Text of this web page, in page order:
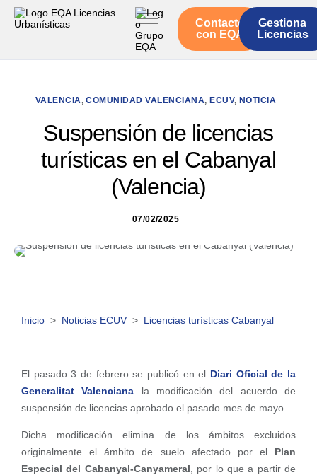
Servicios
Contacto
con EQA
Gestiona
Licencias
VALENCIA,COMUNIDAD VALENCIANA, ECUV, NOTICIA
Suspensión de licencias
turísticas en el Cabanyal
(Valencia)
07/02/2025
Inicio > Noticias ECUV > Licencias turísticas Cabanyal
El pasado 3 de febrero se publicó en el Diari Oficial de la
Generalitat Valenciana la modificación del acuerdo de
suspensión de licencias aprobado el pasado mes de mayo.
Dicha modificación elimina de los ámbitos excluidos
originalmente el ámbito de suelo afectado por el Plan
Especial del Cabanyal-Canyameral , por lo que a partir de